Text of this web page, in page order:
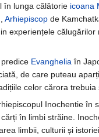
în lunga călătorie icoana
Arhiepiscop de
experiențele
Evanghelia în
de care puteau
celor cărora trebuia
Inochentie
în limbi străine.
limbii, culturii și